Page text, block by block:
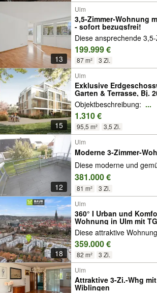
13
Ulm
3,5-Zimmer-Wohnung
- sofort bezugsfrei!
Diese ansprechende
199.999 €
87 m² 3 Zi.
15
Ulm
Exklusive
Garten & Terrasse, Bj.
Objektbeschreibung: ...
1.310 €
95,5 m² 3,5 Zi.
12
Ulm
Moderne 3-Zimmer-
Diese moderne und
381.000 €
81 m² 3 Zi.
18
Ulm
360° I Urban und
Wohnung in Ulm mit
Terrasse!
Diese attraktive
359.000 €
82 m² 3 Zi.
Ulm
Attraktive 3-Zi.-Whg
Wiblingen